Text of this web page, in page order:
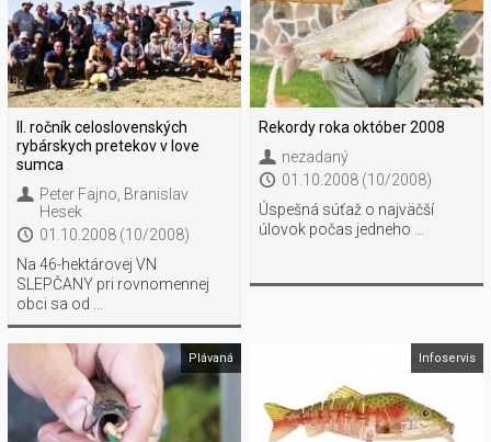
II. ročník celoslovenských
rybárskych pretekov v love
sumca
Peter Fajno Branislav
Hesek
01.10.2008 (10/2008)
Na 46-hektárovej VN
SLEPČANY pri rovnomennej
obci sa od ...
Rekordy roka október 2008
nezadaný
01.10.2008 (10/2008)
Úspešná súťaž o najväčší
úlovok počas jedneho ...
Plávaná Infoservis